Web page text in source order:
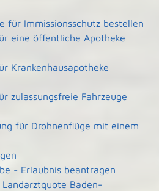
für Immissionsschutz bestellen
eine öffentliche Apotheke
Krankenhausapotheke
zulassungsfreie Fahrzeuge
für Drohnenflüge mit einem
- Erlaubnis beantragen
Baden-